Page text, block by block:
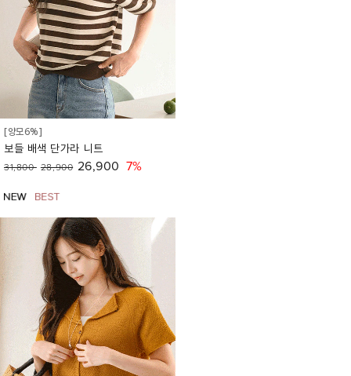
[양모6%]
보들 배색 단가라 니트
31,800 28,900 26,900 7%